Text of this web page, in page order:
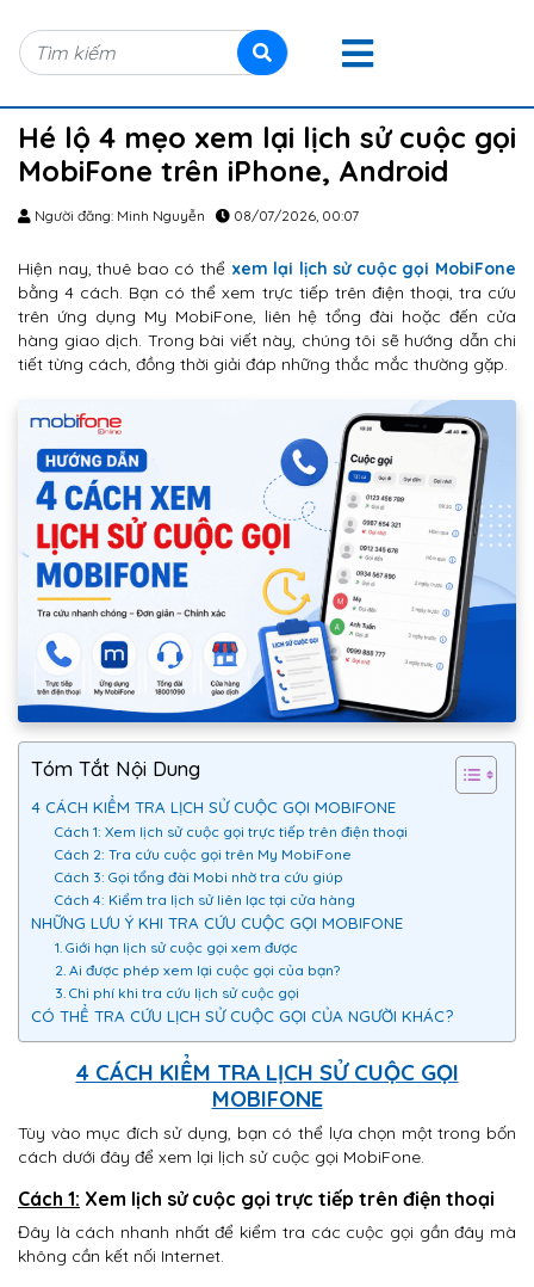
Hé lộ 4 mẹo xem lại lịch sử cuộc gọi
MobiFone trên iPhone, Android
Người đăng: Minh Nguyễn 08/07/2026, 00:07
Hiện nay, thuê bao có thể xem lại lịch sử cuộc gọi MobiFone
bằng 4 cách. Bạn có thể xem trực tiếp trên điện thoại, tra cứu
trên ứng dụng My MobiFone, liên hệ tổng đài hoặc đến cửa
hàng giao dịch. Trong bài viết này, chúng tôi sẽ hướng dẫn chi
tiết từng cách, đồng thời giải đáp những thắc mắc thường gặp.
Tóm Tắt Nội Dung
4 CÁCH KIỂM TRA LỊCH SỬ CUỘC GỌI MOBIFONE
Cách 1: Xem lịch sử cuộc gọi trực tiếp trên điện thoại
Cách 2: Tra cứu cuộc gọi trên My MobiFone
Cách 3: Gọi tổng đài Mobi nhờ tra cứu giúp
Cách 4: Kiểm tra lịch sử liên lạc tại cửa hàng
NHỮNG LƯU Ý KHI TRA CỨU CUỘC GỌI MOBIFONE
1. Giới hạn lịch sử cuộc gọi xem được
2. Ai được phép xem lại cuộc gọi của bạn?
3. Chi phí khi tra cứu lịch sử cuộc gọi
CÓ THỂ TRA CỨU LỊCH SỬ CUỘC GỌI CỦA NGƯỜI KHÁC?
4 CÁCH KIỂM TRA LỊCH SỬ CUỘC GỌI
MOBIFONE
Tùy vào mục đích sử dụng, bạn có thể lựa chọn một trong bốn
cách dưới đây để xem lại lịch sử cuộc gọi MobiFone.
Cách 1: Xem lịch sử cuộc gọi trực tiếp trên điện thoại
Đây là cách nhanh nhất để kiểm tra các cuộc gọi gần đây mà
không cần kết nối Internet.